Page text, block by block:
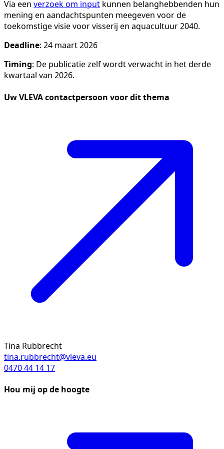
Via een verzoek om input kunnen belanghebbenden hun
mening en aandachtspunten meegeven voor de
toekomstige visie voor visserij en aquacultuur 2040.
Deadline: 24 maart 2026
Timing: De publicatie zelf wordt verwacht in het derde
kwartaal van 2026.
Uw VLEVA contactpersoon voor dit thema
Tina Rubbrecht
tina.rubbrecht@vleva.eu
0470 44 14 17
Hou mij op de hoogte